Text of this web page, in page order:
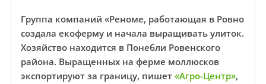
Группа компаний «Реноме, работающая в Ровно
создала екоферму и начала выращивать улиток.
Хозяйство находится в Понебли Ровенского
района. Выращенных на ферме моллюсков
экспортируют за границу, пишет «Агро-Центр»,